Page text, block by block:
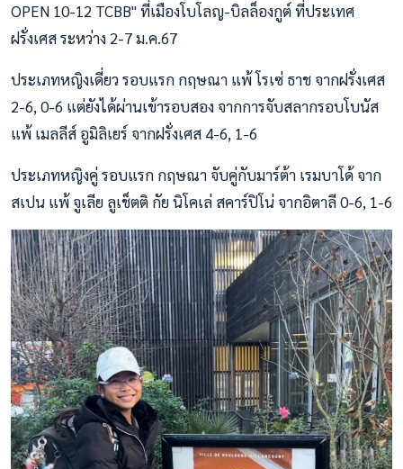
OPEN 10-12 TCBB" ที่เมืองโบโลญ-บิลล็องกูต์ ที่ประเทศ
ฝรั่งเศส ระหว่าง 2-7 ม.ค.67
ประเภทหญิงเดี่ยว รอบแรก กฤษณา แพ้ โรเซ่ ธาช จากฝรั่งเศส
2-6, 0-6 แต่ยังได้ผ่านเข้ารอบสอง จากการจับสลากรอบโบนัส
แพ้ เมลลีส์ อูมิลิเยร์ จากฝรั่งเศส 4-6, 1-6
ประเภทหญิงคู่ รอบแรก กฤษณา จับคู่กับมาร์ต้า เรมบาโด้ จาก
สเปน แพ้ จูเลีย ลูเช็ตติ กัย นิโคเล่ สคาร์ปิโน่ จากอิตาลี 0-6, 1-6